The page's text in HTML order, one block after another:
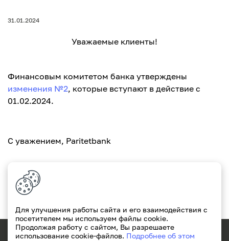
31.01.2024
Уважаемые клиенты!
Финансовым комитетом банка утверждены
изменения №2, которые вступают в действие с
01.02.2024.
С уважением, Paritetbank
171 +375(29)311-49-49
Для улучшения работы сайта и его взаимодействия с
посетителем мы используем файлы cookie.
Продолжая работу с сайтом, Вы разрешаете
использование cookie-файлов. Подробнее об этом